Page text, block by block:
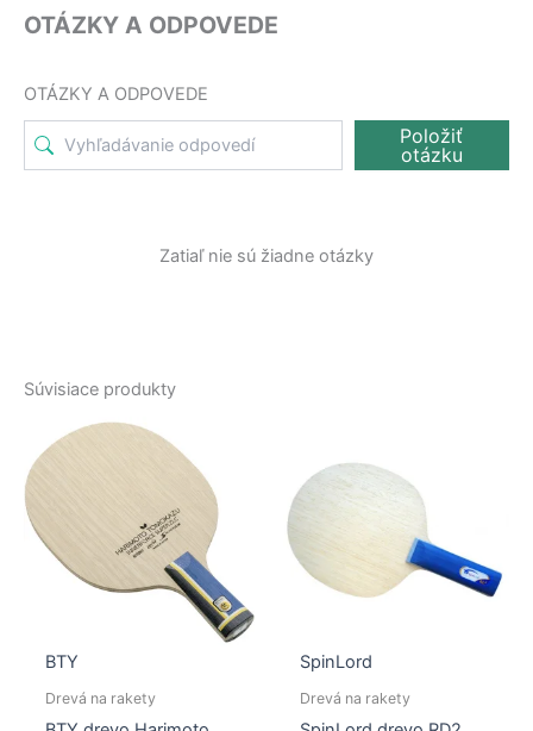
OTÁZKY A ODPOVEDE
OTÁZKY A ODPOVEDE
Položiť
otázku
Zatiaľ nie sú žiadne otázky
Súvisiace produkty
BTY
Drevá na rakety
SpinLord
Drevá na rakety